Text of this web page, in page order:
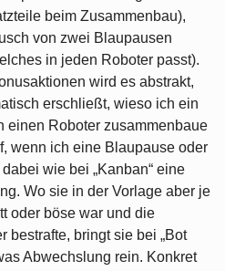
beim Zusammenbau),
von zwei Blaupausen
in jeden Roboter passt).
wird es abstrakt,
erschließt, wieso ich ein
einen Roboter zusammenbaue
wenn ich eine Blaupause oder
wie bei „Kanban“ eine
Wo sie in der Vorlage aber je
oder böse war und die
bestrafte, bringt sie bei „Bot
Abwechslung rein. Konkret